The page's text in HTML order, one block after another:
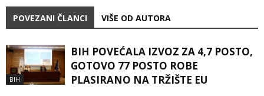
POVEZANI ČLANCI VIŠE OD AUTORA
BIH
BIH POVEĆALA IZVOZ ZA 4,7 POSTO,
GOTOVO 77 POSTO ROBE
PLASIRANO NA TRŽIŠTE EU